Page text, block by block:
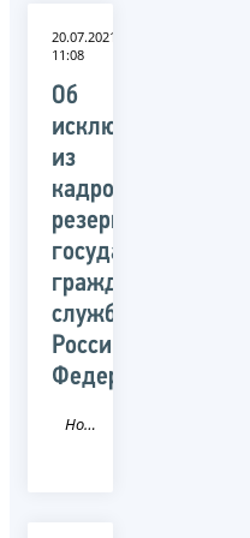
20.07.2021
11:08
Об
исключении
из
кадрового
резерва
государственной
гражданской
службы
Российской
Федерации
Новость